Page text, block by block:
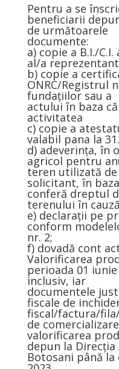
Pentru a se
beneficiarii
de următoarele
documente:
a) copie a B.I./
al/a
b) copie a
ONRC/Registrul
fundațiilor sau a
actului în baza
activitatea
c) copie a
valabil pana la
d) adeverința, în
agricol pentru
teren utilizată de
solicitant, în
conferă dreptul
terenului în
e) declarații pe
conform
nr. 2;
f) dovadă cont
Valorificarea
perioada 01
inclusiv, iar
documentele
fiscale de
fiscal/factura/
de
valorificarea
depun la Direcția
Botosani până